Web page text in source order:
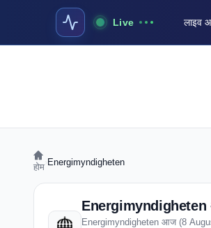
Live लाइव
होम Energimyndigheten
Energimyndigheten
Energimyndigheten आज (8